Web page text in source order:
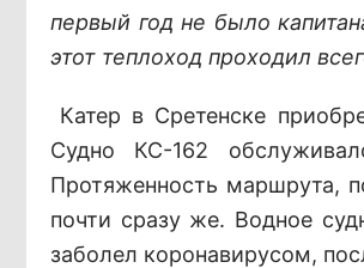
первый год не было
этот теплоход проходил
Катер в Сретенске
Судно КС-162
Протяженность маршрута,
почти сразу же. Водное
заболел коронавирусом,